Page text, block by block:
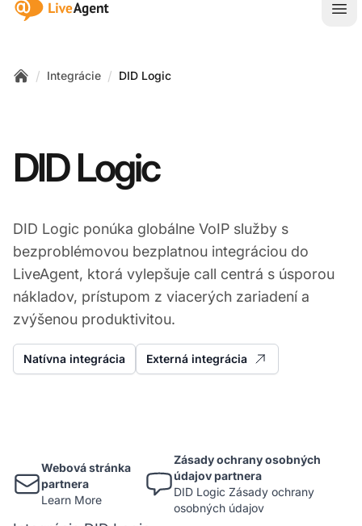
:site.title
/ Integrácie / DID Logic
DID Logic
DID Logic ponúka globálne VoIP služby s
bezproblémovou bezplatnou integráciou do
LiveAgent, ktorá vylepšuje call centrá s úsporou
nákladov, prístupom z viacerých zariadení a
zvýšenou produktivitou.
Natívna integrácia Externá integrácia
Webová stránka
partnera
Learn More
Zásady ochrany osobných
údajov partnera
DID Logic Zásady ochrany
osobných údajov